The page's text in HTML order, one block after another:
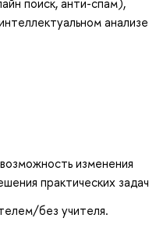
изменения
практических
без учителя.